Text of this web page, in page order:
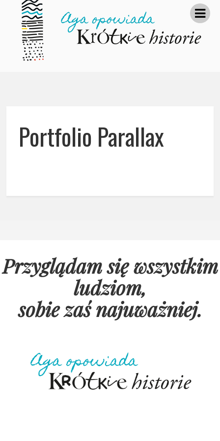
Portfolio Parallax
Przyglądam się wszystkim
ludziom,
sobie zaś najuważniej.